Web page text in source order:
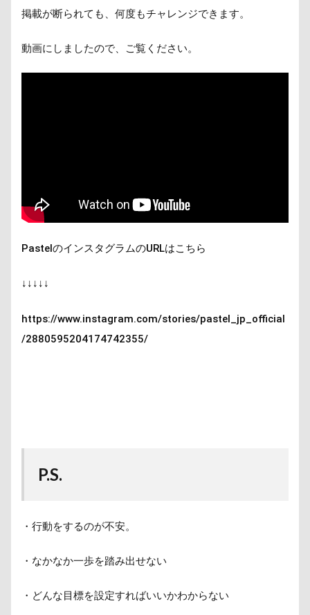
掲載が断られても、何度もチャレンジできます。
動画にしましたので、ご覧ください。
PastelのインスタグラムのURLはこちら
↓↓↓↓↓
https://www.instagram.com/stories/pastel_jp_official
/2880595204174742355/
P.S.
・行動をするのが不安。
・なかなか一歩を踏み出せない
・どんな目標を設定すればいいかわからない